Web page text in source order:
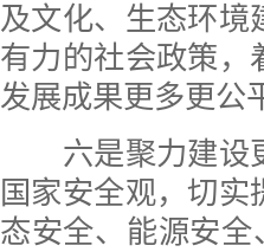
及文化、生态环境
有力的社会政策，
发展成果更多更公
六是聚力建设更
国家安全观，切
态安全、能源安全